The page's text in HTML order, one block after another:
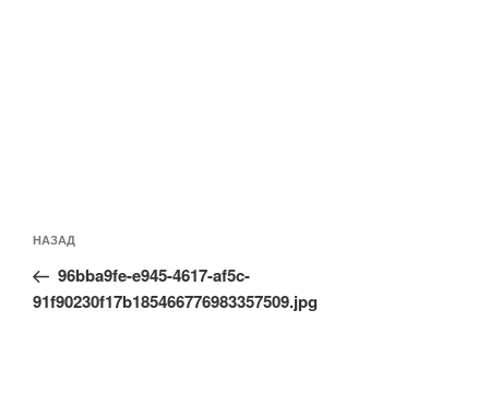
по
записям
Предыдущая
запись:
НАЗАД
96bba9fe-e945-4617-af5c-
91f90230f17b185466776983357509.jpg